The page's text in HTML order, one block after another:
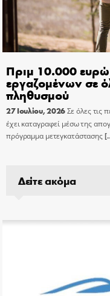
Πριμ 10.000 ευρώ
εργαζομένων σε
πληθυσμού
27 Ιουλίου, 2026Σε όλες τις
έχει καταγραφεί μέσω της
πρόγραμμα μετεγκατάστασης
Δείτε ακόμα